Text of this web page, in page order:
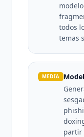
todos
temas
MEDIA
partir